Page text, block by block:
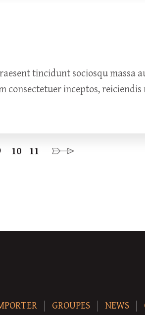
tincidunt sociosqu massa
inceptos,
10 11
GROUPES NEWS